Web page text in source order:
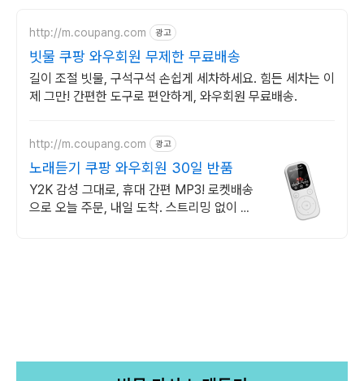
http://m.coupang.com 광고
빗물 쿠팡 와우회원 무제한 무료배송
길이 조절 빗물, 구석구석 손쉽게 세차하세요. 힘든 세차는 이
제 그만! 간편한 도구로 편안하게, 와우회원 무료배송.
http://m.coupang.com 광고
노래듣기 쿠팡 와우회원 30일 반품
Y2K 감성 그대로, 휴대 간편 MP3! 로켓배송
으로 오늘 주문, 내일 도착. 스트리밍 없이 나